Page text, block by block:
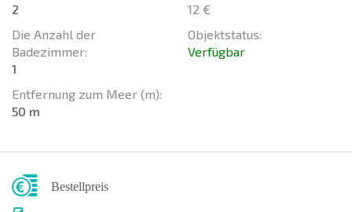
2
Die Anzahl der
Badezimmer:
1
Entfernung zum Meer (m):
50 m
12 €
Objektstatus:
Verfügbar
Bestellpreis